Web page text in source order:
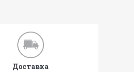
Доставка